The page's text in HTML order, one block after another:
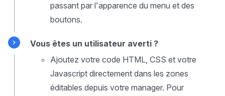
passant par l'apparence du menu et des
boutons.
Vous êtes un utilisateur averti ?
Ajoutez votre code HTML, CSS et votre
Javascript directement dans les zones
éditables depuis votre manager. Pour